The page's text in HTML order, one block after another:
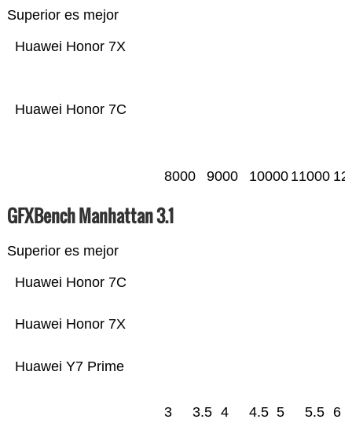
Superior es mejor
Huawei Honor 7C
Huawei Honor 7X
8000 9000 10000 11000
GFXBench Manhattan 3.1
Superior es mejor
Huawei Y7 Prime
Huawei Honor 7X
Huawei Honor 7C
3 3.5 4 4.5 5 5.5 6